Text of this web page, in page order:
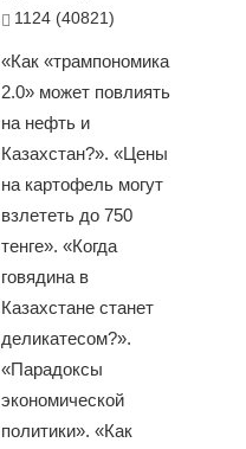
1124 (40821)
«Как «трампономика
2.0» может повлиять
на нефть и
Казахстан?». «Цены
на картофель могут
взлететь до 750
тенге». «Когда
говядина в
Казахстане станет
деликатесом?».
«Парадоксы
экономической
политики». «Как